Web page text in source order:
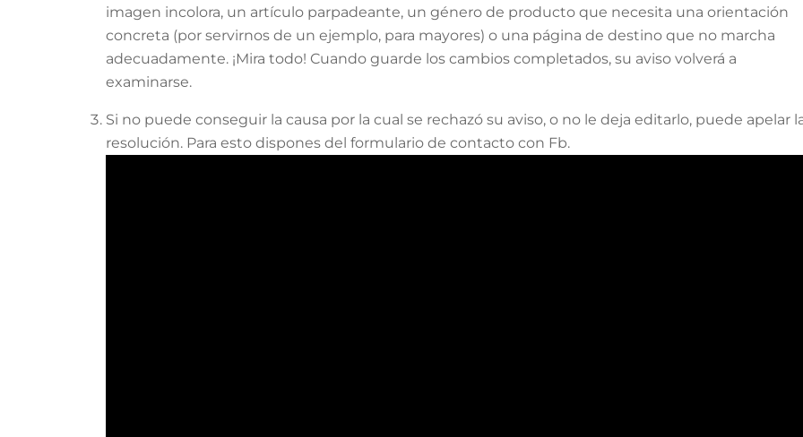
imagen incolora, un artículo parpadeante, un género de producto que necesita una orientación
concreta (por servirnos de un ejemplo, para mayores) o una página de destino que no marcha
adecuadamente. ¡Mira todo! Cuando guarde los cambios completados, su aviso volverá a
examinarse.
Si no puede conseguir la causa por la cual se rechazó su aviso, o no le deja editarlo, puede apelar
resolución. Para esto dispones del formulario de contacto con Fb.